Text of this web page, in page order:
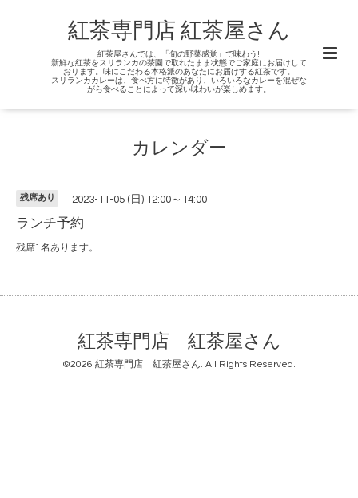
紅茶専門店 紅茶屋さん
紅茶屋さんでは、「旬の野菜感覚」で味わう!
新鮮な紅茶をスリランカの茶園で取れたまま状態でご家庭にお届けして
おります。味にこだわる本格派のあなたにお届けする紅茶です。
スリランカカレーは、食べ方に特徴があり、いろいろなカレーを混ぜな
がら食べることによって深い味わいが楽しめます。
カレンダー
残席あり 2023-11-05 (日) 12:00～14:00
ランチ予約
残席1名あります。
紅茶専門店 紅茶屋さん
©2026 紅茶専門店 紅茶屋さん. All Rights Reserved.